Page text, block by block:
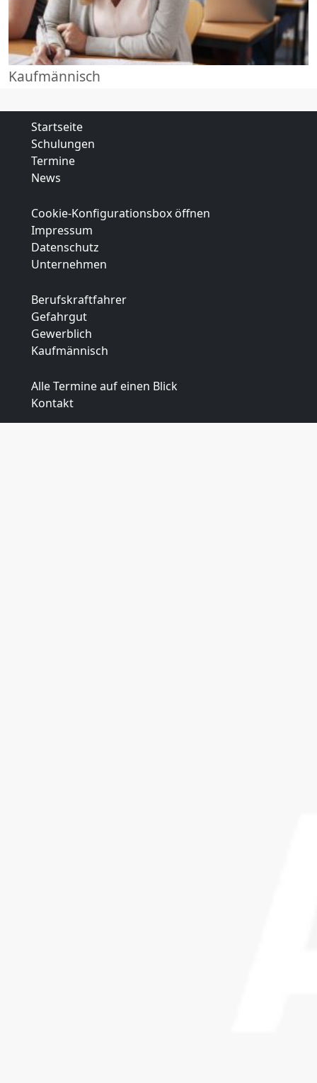
Kaufmännisch
Startseite
Schulungen
Termine
News
Cookie-Konfigurationsbox öffnen
Impressum
Datenschutz
Unternehmen
Berufskraftfahrer
Gefahrgut
Gewerblich
Kaufmännisch
Alle Termine auf einen Blick
Kontakt